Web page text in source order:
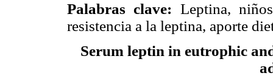
Palabras clave: Leptina,
resistencia a la leptina, aporte
Serum leptin in eutrophic